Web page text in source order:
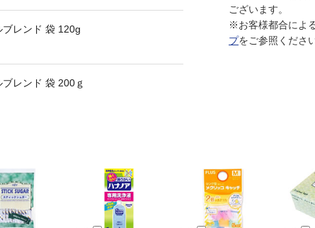
ございます。
※お客様都合によ
プをご参照ください
レンド 袋 120g
レンド 袋 200ｇ